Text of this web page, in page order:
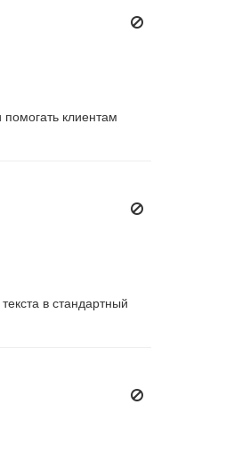
клиентам
в стандартный